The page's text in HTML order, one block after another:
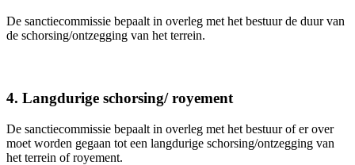
De sanctiecommissie bepaalt in overleg met het bestuur de duur van
de schorsing/ontzegging van het terrein.
4. Langdurige schorsing/ royement
De sanctiecommissie bepaalt in overleg met het bestuur of er over
moet worden gegaan tot een langdurige schorsing/ontzegging van
het terrein of royement.